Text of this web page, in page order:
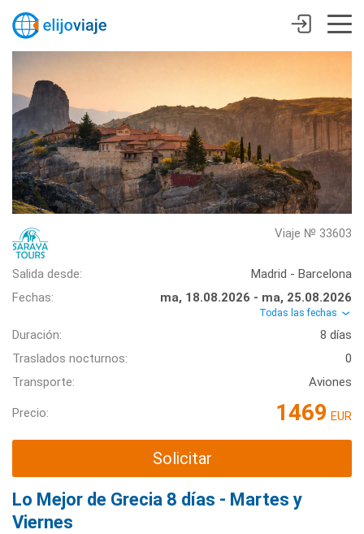
Viaje № 33603
Salida desde:
Madrid - Barcelona
Fechas:
ma, 18.08.2026 - ma, 25.08.2026
Todas las fechas
Duración:
8 días
Traslados nocturnos:
0
Transporte:
Aviones
Precio: 1469 EUR
Solicitar
Lo Mejor de Grecia 8 días - Martes y
Viernes